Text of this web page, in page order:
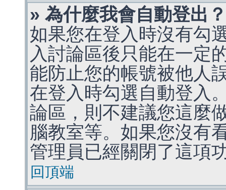
» 為什麼我會自動登出？
如果您在登入時沒有勾
入討論區後只能在一定
能防止您的帳號被他人
在登入時勾選自動登入
論區，則不建議您這麼
腦教室等。如果您沒有
管理員已經關閉了這項
回頂端